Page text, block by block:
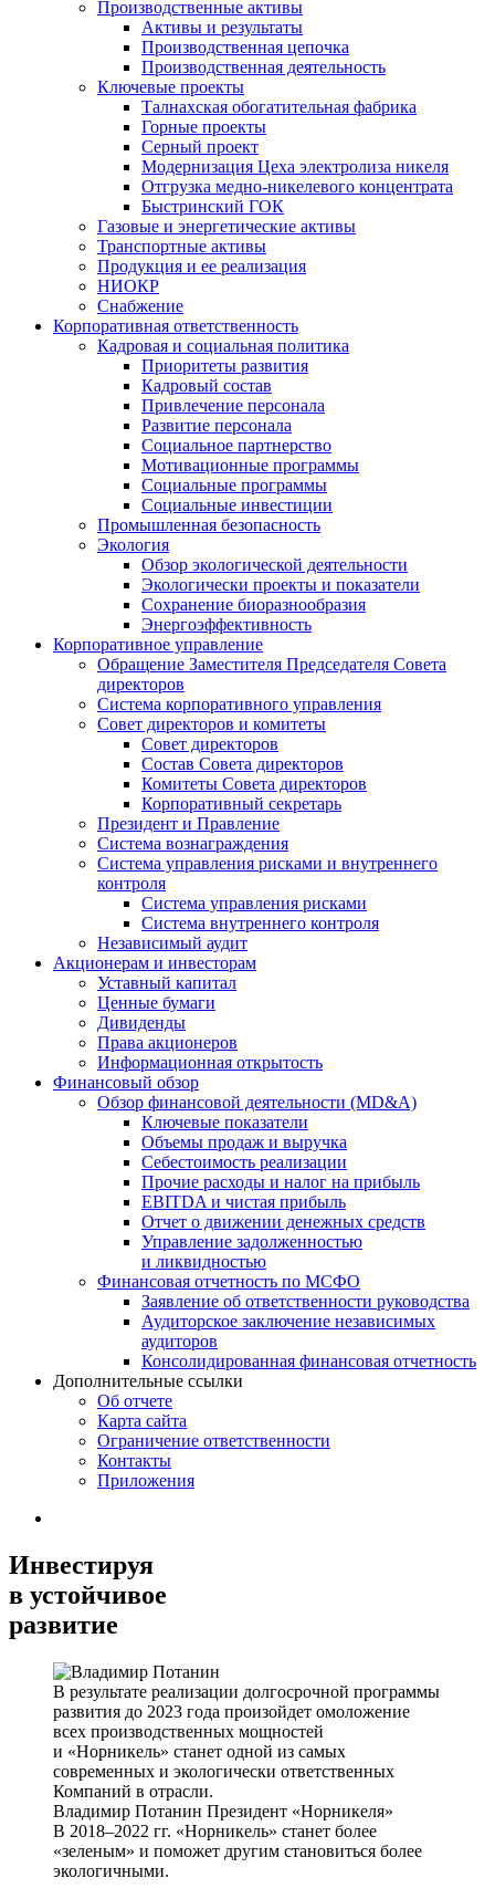
Производственные активы
Активы и результаты
Производственная цепочка
Производственная деятельность
Ключевые проекты
Талнахская обогатительная фабрика
Горные проекты
Серный проект
Модернизация Цеха электролиза никеля
Отгрузка медно-никелевого концентрата
Быстринский ГОК
Газовые и энергетические активы
Транспортные активы
Продукция и ее реализация
НИОКР
Снабжение
Корпоративная ответственность
Кадровая и социальная политика
Приоритеты развития
Кадровый состав
Привлечение персонала
Развитие персонала
Социальное партнерство
Мотивационные программы
Социальные программы
Социальные инвестиции
Промышленная безопасность
Экология
Обзор экологической деятельности
Экологически проекты и показатели
Сохранение биоразнообразия
Энергоэффективность
Корпоративное управление
Обращение Заместителя Председателя Совета
директоров
Система корпоративного управления
Совет директоров и комитеты
Совет директоров
Состав Совета директоров
Комитеты Совета директоров
Корпоративный секретарь
Президент и Правление
Система вознаграждения
Система управления рисками и внутреннего
контроля
Система управления рисками
Система внутреннего контроля
Независимый аудит
Акционерам и инвесторам
Уставный капитал
Ценные бумаги
Дивиденды
Права акционеров
Информационная открытость
Финансовый обзор
Обзор финансовой деятельности (MD&A)
Ключевые показатели
Объемы продаж и выручка
Себестоимость реализации
Прочие расходы и налог на прибыль
EBITDA и чистая прибыль
Отчет о движении денежных средств
Управление задолженностью
и ликвидностью
Финансовая отчетность по МСФО
Заявление об ответственности руководства
Аудиторское заключение независимых
аудиторов
Консолидированная финансовая отчетность
Дополнительные ссылки
Об отчете
Карта сайта
Ограничение ответственности
Контакты
Приложения
Инвестируя
в устойчивое
развитие
В результате реализации долгосрочной программы
развития до 2023 года произойдет омоложение
всех производственных мощностей
и «Норникель» станет одной из самых
современных и экологически ответственных
Компаний в отрасли.
Владимир Потанин Президент «Норникеля»
В 2018–2022 гг. «Норникель» станет более
«зеленым» и поможет другим становиться более
экологичными.